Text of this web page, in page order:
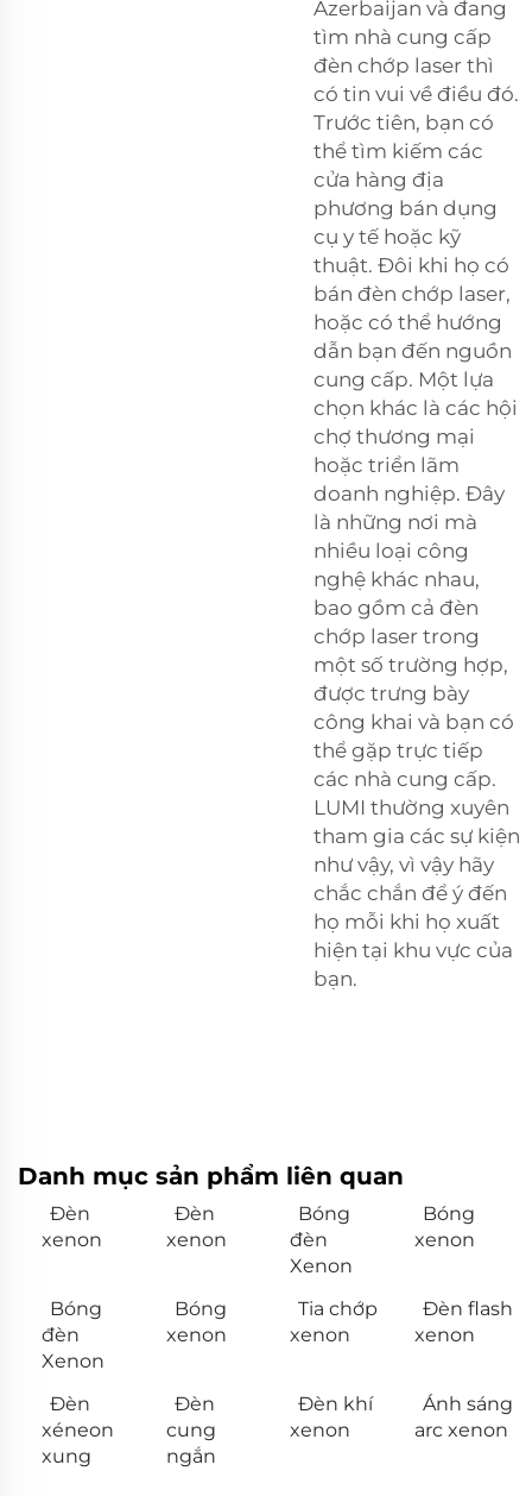
Azerbaijan và đang
tìm nhà cung cấp
đèn chớp laser thì
có tin vui về điều đó.
Trước tiên, bạn có
thể tìm kiếm các
cửa hàng địa
phương bán dụng
cụ y tế hoặc kỹ
thuật. Đôi khi họ có
bán đèn chớp laser,
hoặc có thể hướng
dẫn bạn đến nguồn
cung cấp. Một lựa
chọn khác là các hội
chợ thương mại
hoặc triển lãm
doanh nghiệp. Đây
là những nơi mà
nhiều loại công
nghệ khác nhau,
bao gồm cả đèn
chớp laser trong
một số trường hợp,
được trưng bày
công khai và bạn có
thể gặp trực tiếp
các nhà cung cấp.
LUMI thường xuyên
tham gia các sự kiện
như vậy, vì vậy hãy
chắc chắn để ý đến
họ mỗi khi họ xuất
hiện tại khu vực của
bạn.
Danh mục sản phẩm liên quan
Đèn
xenon
Đèn
xenon
Bóng
đèn
Xenon
Bóng
xenon
Bóng
đèn
Xenon
Bóng
xenon
Tia chớp
xenon
Đèn flash
xenon
Đèn
xéneon
xung
Đèn
cung
ngắn
Đèn khí
xenon
Ánh sáng
arc xenon